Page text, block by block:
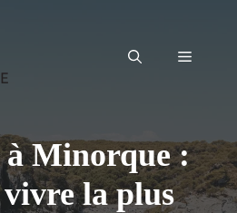
Menu
Minorque :
la plus